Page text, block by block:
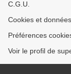
C.G.U.
Cookies et
Préférences
Voir le profil de